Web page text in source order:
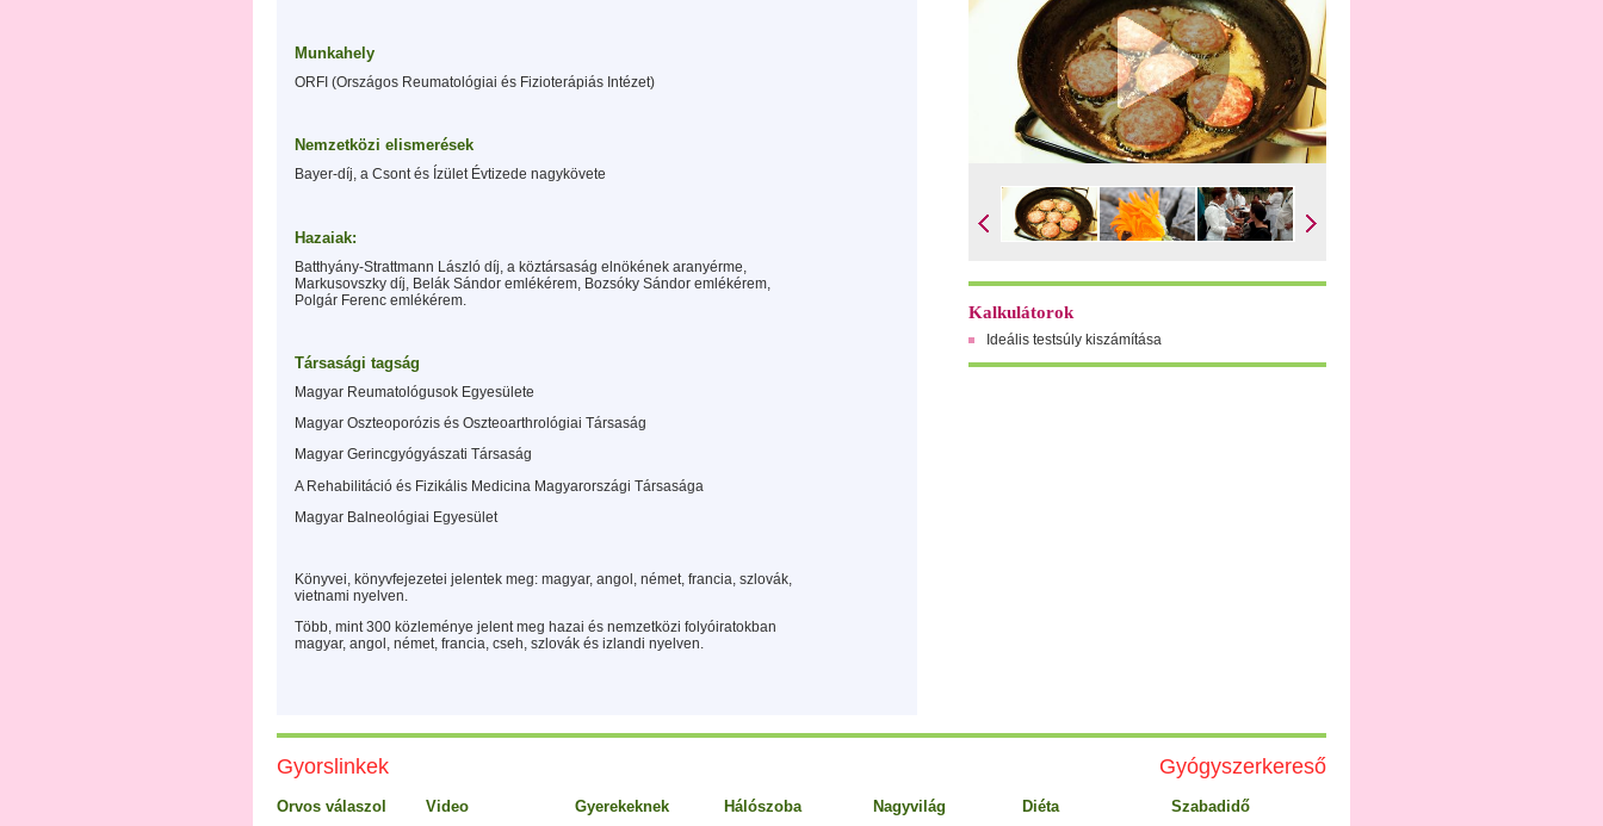
Munkahely
ORFI (Országos Reumatológiai és Fizioterápiás Intézet)
Nemzetközi elismerések
Bayer-díj, a Csont és Ízület Évtizede nagykövete
Hazaiak:
Batthyány-Strattmann László díj, a köztársaság elnökének aranyérme,
Markusovszky díj, Belák Sándor emlékérem, Bozsóky Sándor emlékérem,
Polgár Ferenc emlékérem.
Társasági tagság
Magyar Reumatológusok Egyesülete
Magyar Oszteoporózis és Oszteoarthrológiai Társaság
Magyar Gerincgyógyászati Társaság
A Rehabilitáció és Fizikális Medicina Magyarországi Társasága
Magyar Balneológiai Egyesület
Könyvei, könyvfejezetei jelentek meg: magyar, angol, német, francia, szlovák,
vietnami nyelven.
Több, mint 300 közleménye jelent meg hazai és nemzetközi folyóiratokban
magyar, angol, német, francia, cseh, szlovák és izlandi nyelven.
Kalkulátorok
Ideális testsúly kiszámítása
Gyógyszerkereső
Gyorslinkek
Orvos válaszol Video Gyerekeknek Hálószoba Nagyvilág Diéta Szabadidő